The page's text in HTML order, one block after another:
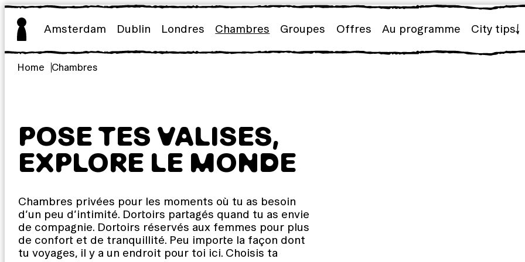
Aller
au
contenu
Amsterdam Dublin Londres Chambres Groupes Offres Au programme City tips
Home Chambres
POSE TES VALISES,
EXPLORE LE MONDE
Chambres privées pour les moments où tu as besoin
d’un peu d’intimité. Dortoirs partagés quand tu as envie
de compagnie. Dortoirs réservés aux femmes pour plus
de confort et de tranquillité. Peu importe la façon dont
tu voyages, il y a un endroit pour toi ici. Choisis ta